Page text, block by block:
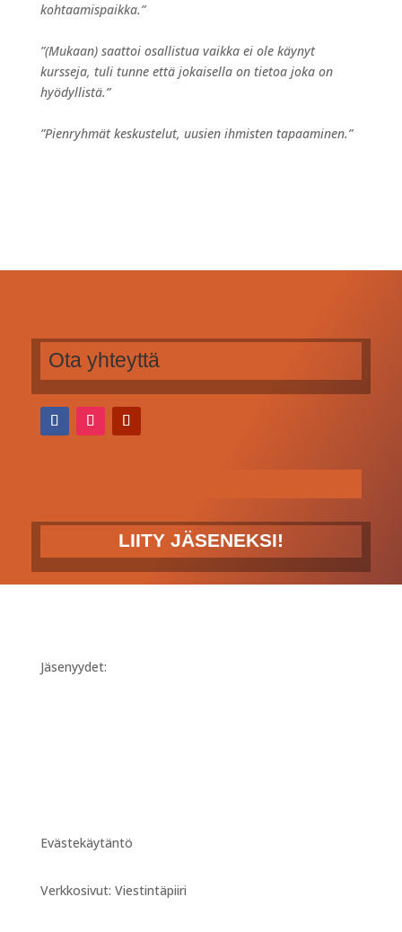
kohtaamispaikka.”
”(Mukaan) saattoi osallistua vaikka ei ole käynyt
kursseja, tuli tunne että jokaisella on tietoa joka on
hyödyllistä.”
”Pienryhmät keskustelut, uusien ihmisten tapaaminen.”
Ota yhteyttä
LIITY JÄSENEKSI!
Jäsenyydet:
Evästekäytäntö
Verkkosivut: Viestintäpiiri